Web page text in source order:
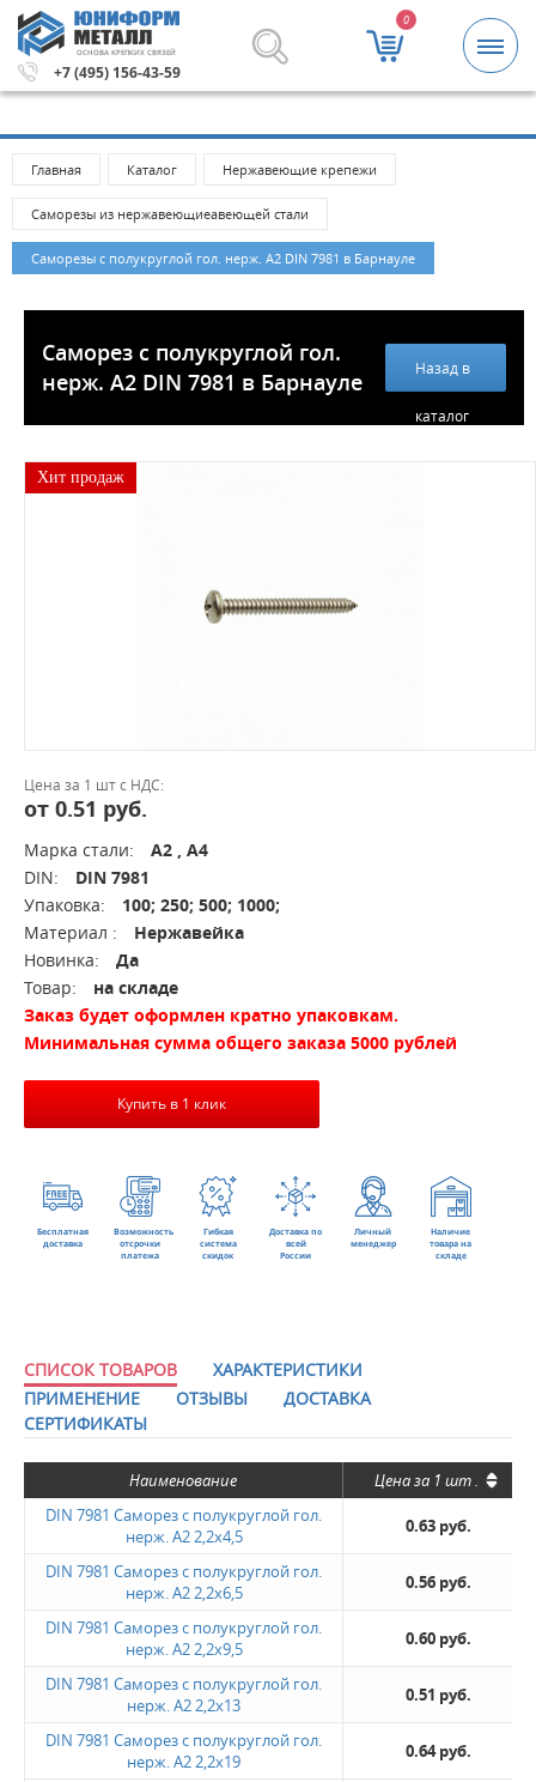
ОСНОВА КРЕПКИХ СВЯЗЕЙ
+7 (495) 156-43-59
0
Метизы и крепежные изделия оптом. Минимальная
Главная Каталог Нержавеющие крепежи
Саморезы из нержавеющиеавеющей стали
Саморезы с полукруглой гол. нерж. А2 DIN 7981 в Барнауле
Саморез с полукруглой гол.
нерж. А2 DIN 7981 в Барнауле
Назад в
каталог
Хит продаж
Цена за 1 шт с НДС:
от 0.51 руб.
Марка стали:
А2 , А4
DIN:
DIN 7981
Упаковка:
100; 250; 500; 1000;
Материал :
Нержавейка
Новинка:
Да
Товар:
на складе
Заказ будет оформлен кратно упаковкам.
Минимальная сумма общего заказа 5000 рублей
Купить в 1 клик
Бесплатная
доставка
Возможность
отсрочки
платежа
Гибкая
система
скидок
Доставка по
всей
России
Личный
менеджер
Наличие
товара на
складе
СПИСОК ТОВАРОВ
ХАРАКТЕРИСТИКИ
ПРИМЕНЕНИЕ
ОТЗЫВЫ
ДОСТАВКА
СЕРТИФИКАТЫ
Наименование Цена за 1 шт.
DIN 7981 Саморез с полукруглой гол.
нерж. А2 2,2х4,5
0.63 руб.
DIN 7981 Саморез с полукруглой гол.
нерж. А2 2,2х6,5
0.56 руб.
DIN 7981 Саморез с полукруглой гол.
нерж. А2 2,2х9,5
0.60 руб.
DIN 7981 Саморез с полукруглой гол.
нерж. А2 2,2х13
0.51 руб.
DIN 7981 Саморез с полукруглой гол.
нерж. А2 2,2х19
0.64 руб.